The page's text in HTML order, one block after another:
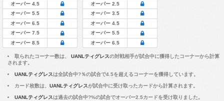
オーバー 4.5
オーバー 5.5
オーバー 6.5
オーバー 7.5
オーバー 8.5
オーバー 2.5
オーバー 3.5
オーバー 4.5
オーバー 5.5
オーバー 6.5
取られたコーナー数は、 UANLティグレスの対戦相手が試合中に獲得したコーナーから計算
されます。
UANLティグレスは全試合中?％の試合で4.5を超えるコーナーを獲得しています。
カード枚数は、 UANLティグレスが試合中に受け取ったカードから計算されます。
UANLティグレスは過去の試合中?%の試合でオーバー2.5カードを受け取りました。